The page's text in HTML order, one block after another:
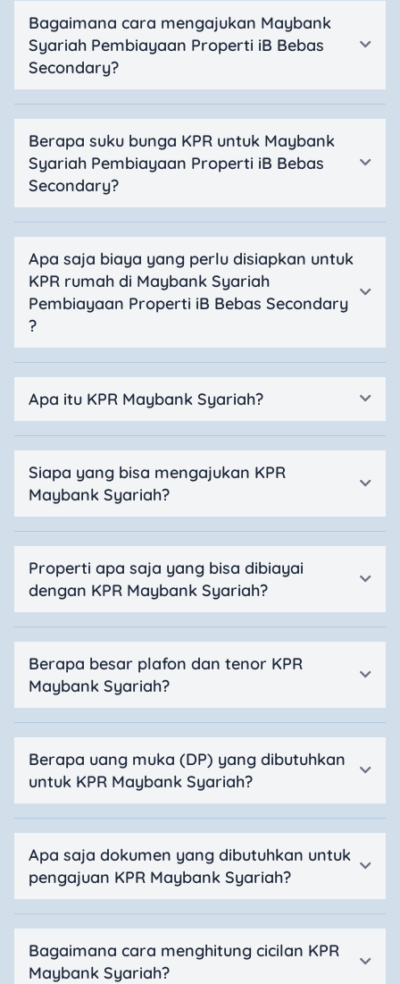
Bagaimana cara mengajukan Maybank
Syariah Pembiayaan Properti iB Bebas
Secondary?
Berapa suku bunga KPR untuk Maybank
Syariah Pembiayaan Properti iB Bebas
Secondary?
Apa saja biaya yang perlu disiapkan untuk
KPR rumah di Maybank Syariah
Pembiayaan Properti iB Bebas Secondary
?
Apa itu KPR Maybank Syariah?
Siapa yang bisa mengajukan KPR
Maybank Syariah?
Properti apa saja yang bisa dibiayai
dengan KPR Maybank Syariah?
Berapa besar plafon dan tenor KPR
Maybank Syariah?
Berapa uang muka (DP) yang dibutuhkan
untuk KPR Maybank Syariah?
Apa saja dokumen yang dibutuhkan untuk
pengajuan KPR Maybank Syariah?
Bagaimana cara menghitung cicilan KPR
Maybank Syariah?